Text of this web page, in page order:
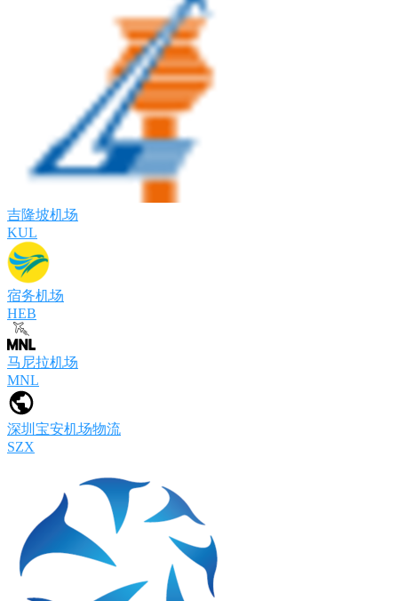
吉隆坡机场
KUL
宿务机场
HEB
马尼拉机场
MNL
深圳宝安机场物流
SZX